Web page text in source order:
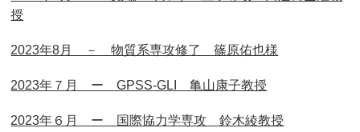
授
2023年8月 － 物質系専攻修了 篠原佑也様
2023年７月 ー GPSS-GLI 亀山康子教授
2023年６月 ー 国際協力学専攻 鈴木綾教授